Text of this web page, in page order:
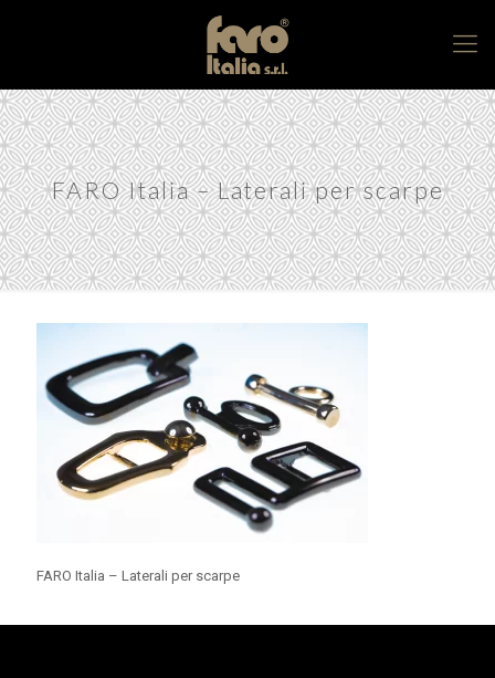
FARO Italia – Laterali per scarpe
FARO Italia – Laterali per scarpe